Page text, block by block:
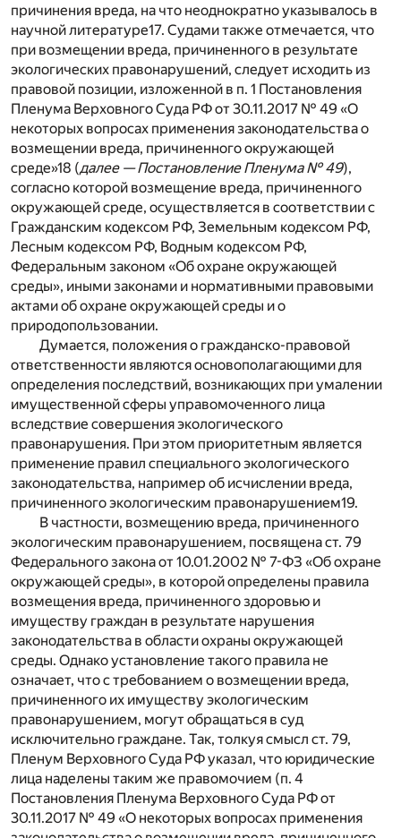
причинения вреда, на что неоднократно указывалось в
научной литературе17. Судами также отмечается, что
при возмещении вреда, причиненного в результате
экологических правонарушений, следует исходить из
правовой позиции, изложенной в п. 1 Постановления
Пленума Верховного Суда РФ от 30.11.2017 № 49 «О
некоторых вопросах применения законодательства о
возмещении вреда, причиненного окружающей
среде»18 (далее — Постановление Пленума № 49),
согласно которой возмещение вреда, причиненного
окружающей среде, осуществляется в соответствии с
Гражданским кодексом РФ, Земельным кодексом РФ,
Лесным кодексом РФ, Водным кодексом РФ,
Федеральным законом «Об охране окружающей
среды», иными законами и нормативными правовыми
актами об охране окружающей среды и о
природопользовании.
Думается, положения о гражданско-правовой
ответственности являются основополагающими для
определения последствий, возникающих при умалении
имущественной сферы управомоченного лица
вследствие совершения экологического
правонарушения. При этом приоритетным является
применение правил специального экологического
законодательства, например об исчислении вреда,
причиненного экологическим правонарушением19.
В частности, возмещению вреда, причиненного
экологическим правонарушением, посвящена ст. 79
Федерального закона от 10.01.2002 № 7-ФЗ «Об охране
окружающей среды», в которой определены правила
возмещения вреда, причиненного здоровью и
имуществу граждан в результате нарушения
законодательства в области охраны окружающей
среды. Однако установление такого правила не
означает, что с требованием о возмещении вреда,
причиненного их имуществу экологическим
правонарушением, могут обращаться в суд
исключительно граждане. Так, толкуя смысл ст. 79,
Пленум Верховного Суда РФ указал, что юридические
лица наделены таким же правомочием (п. 4
Постановления Пленума Верховного Суда РФ от
30.11.2017 № 49 «О некоторых вопросах применения